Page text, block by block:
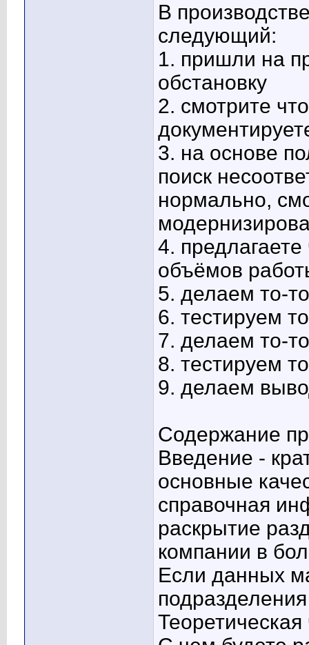
В
следующий:
1. пришли на
обстановку
2. смотрите
3. на основе
поиск
нормально,
4.
объёмов
5. делаем то-то
6. тестируем
7. делаем то-то
8. тестируем
9. делаем
Содержание
Введение -
основные
справочная
раскрытие
компании в
Если данных
Теоретическая